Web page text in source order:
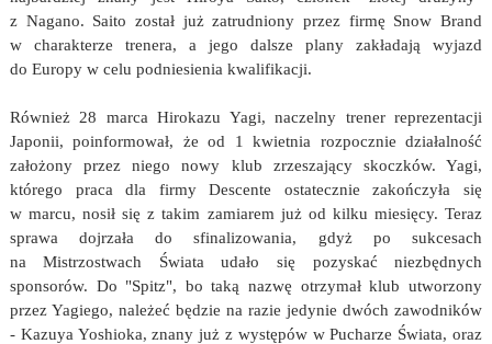
z Nagano. Saito został już zatrudniony przez firmę Snow Brand
w charakterze trenera, a jego dalsze plany zakładają wyjazd
do Europy w celu podniesienia kwalifikacji.
Również 28 marca Hirokazu Yagi, naczelny trener reprezentacji
Japonii, poinformował, że od 1 kwietnia rozpocznie działalność
założony przez niego nowy klub zrzeszający skoczków. Yagi,
którego praca dla firmy Descente ostatecznie zakończyła się
w marcu, nosił się z takim zamiarem już od kilku miesięcy. Teraz
sprawa dojrzała do sfinalizowania, gdyż po sukcesach
na Mistrzostwach Świata udało się pozyskać niezbędnych
sponsorów. Do "Spitz", bo taką nazwę otrzymał klub utworzony
przez Yagiego, należeć będzie na razie jedynie dwóch zawodników
- Kazuya Yoshioka, znany już z występów w Pucharze Świata, oraz